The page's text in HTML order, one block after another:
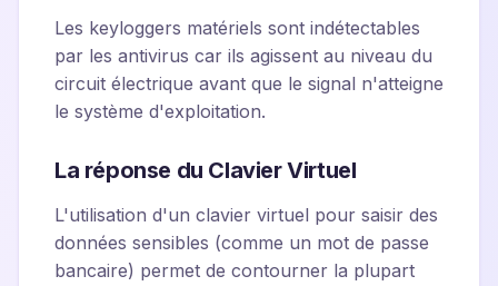
Les keyloggers matériels sont indétectables
par les antivirus car ils agissent au niveau du
circuit électrique avant que le signal n'atteigne
le système d'exploitation.
La réponse du Clavier Virtuel
L'utilisation d'un clavier virtuel pour saisir des
données sensibles (comme un mot de passe
bancaire) permet de contourner la plupart